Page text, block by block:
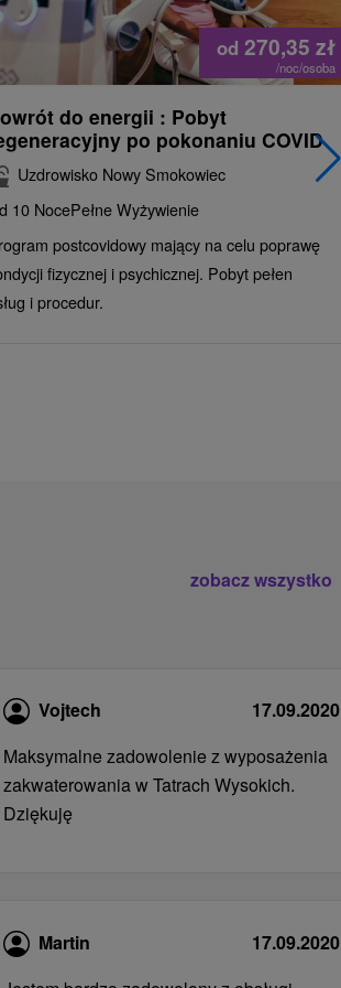
od 270,35 zł
/noc/osoba
do energii : Pobyt
po pokonaniu COVID
Uzdrowisko Nowy Smokowiec
10 NocePełne Wyżywienie
postcovidowy mający na celu poprawę
fizycznej i psychicznej. Pobyt pełen
i procedur.
zobacz wszystko
Vojtech
17.09.2020
Maksymalne zadowolenie z wyposażenia
zakwaterowania w Tatrach Wysokich.
Dziękuję
Martin
17.09.2020